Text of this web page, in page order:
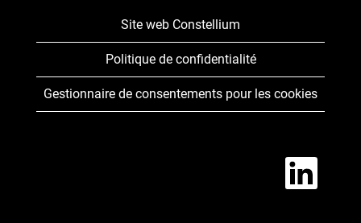
Site web Constellium
Politique de confidentialité
Gestionnaire de consentements pour les cookies
S
o